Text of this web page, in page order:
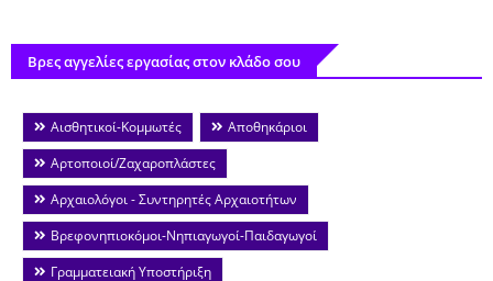
Βρες αγγελίες εργασίας στον κλάδο σου
Αισθητικοί-Κομμωτές
Αποθηκάριοι
Αρτοποιοί/Ζαχαροπλάστες
Αρχαιολόγοι - Συντηρητές Αρχαιοτήτων
Βρεφονηπιοκόμοι-Νηπιαγωγοί-Παιδαγωγοί
Γραμματειακή Υποστήριξη